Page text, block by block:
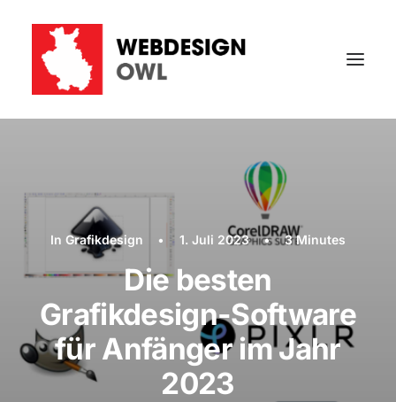
In Grafikdesign • 1. Juli 2023 • 3 Minutes
Die besten
Grafikdesign-Software
für Anfänger im Jahr
2023